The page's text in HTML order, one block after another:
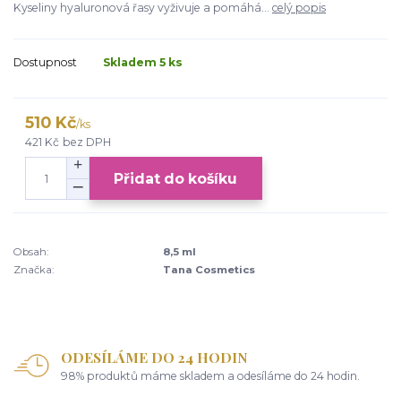
Kyseliny hyaluronová řasy vyživuje a pomáhá... celý popis
Dostupnost Skladem 5 ks
510 Kč/ks
421 Kč bez DPH
Přidat do košíku
Obsah:
8,5 ml
Značka:
Tana Cosmetics
ODESÍLÁME DO 24 HODIN
98% produktů máme skladem a odesíláme do 24 hodin.